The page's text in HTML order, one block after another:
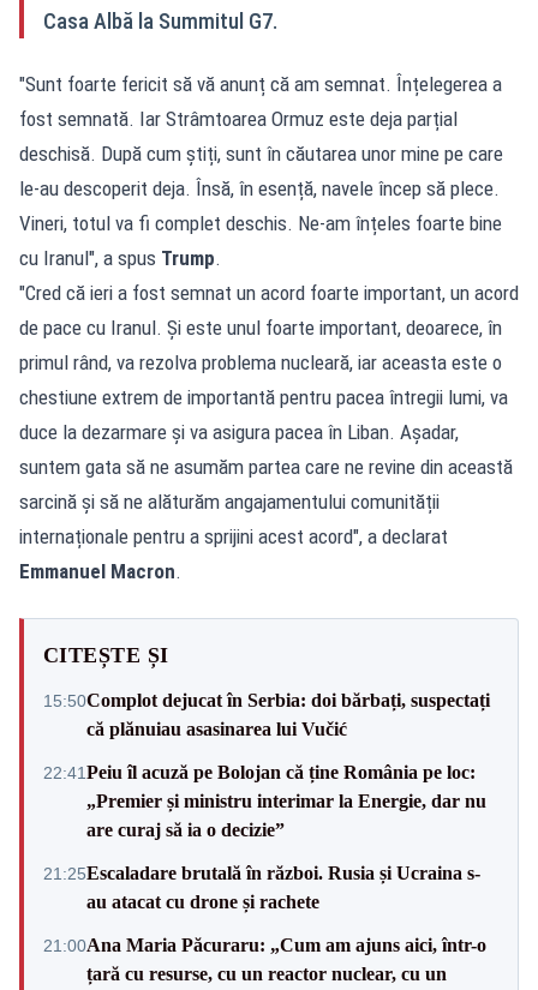
Casa Albă la Summitul G7.
"Sunt foarte fericit să vă anunț că am semnat. Înțelegerea a
fost semnată. Iar Strâmtoarea Ormuz este deja parțial
deschisă. După cum știți, sunt în căutarea unor mine pe care
le-au descoperit deja. Însă, în esență, navele încep să plece.
Vineri, totul va fi complet deschis. Ne-am înțeles foarte bine
cu Iranul", a spus Trump.
"Cred că ieri a fost semnat un acord foarte important, un acord
de pace cu Iranul. Și este unul foarte important, deoarece, în
primul rând, va rezolva problema nucleară, iar aceasta este o
chestiune extrem de importantă pentru pacea întregii lumi, va
duce la dezarmare și va asigura pacea în Liban. Așadar,
suntem gata să ne asumăm partea care ne revine din această
sarcină și să ne alăturăm angajamentului comunității
internaționale pentru a sprijini acest acord", a declarat
Emmanuel Macron.
CITEȘTE ȘI
15:50Complot dejucat în Serbia: doi bărbați, suspectați
că plănuiau asasinarea lui Vučić
22:41Peiu îl acuză pe Bolojan că ține România pe loc:
„Premier și ministru interimar la Energie, dar nu
are curaj să ia o decizie”
21:25Escaladare brutală în război. Rusia și Ucraina s-
au atacat cu drone și rachete
21:00Ana Maria Păcuraru: „Cum am ajuns aici, într-o
țară cu resurse, cu un reactor nuclear, cu un